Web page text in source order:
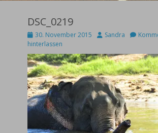
DSC_0219
Posted
on
30. November 2015 AutorSandra
hinterlassen